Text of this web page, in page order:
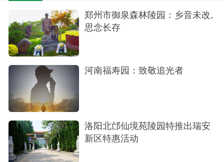
郑州市御泉森林陵园：乡音未改,
思念长存
河南福寿园：致敬追光者
洛阳北邙仙境苑陵园特推出瑞安
新区特惠活动